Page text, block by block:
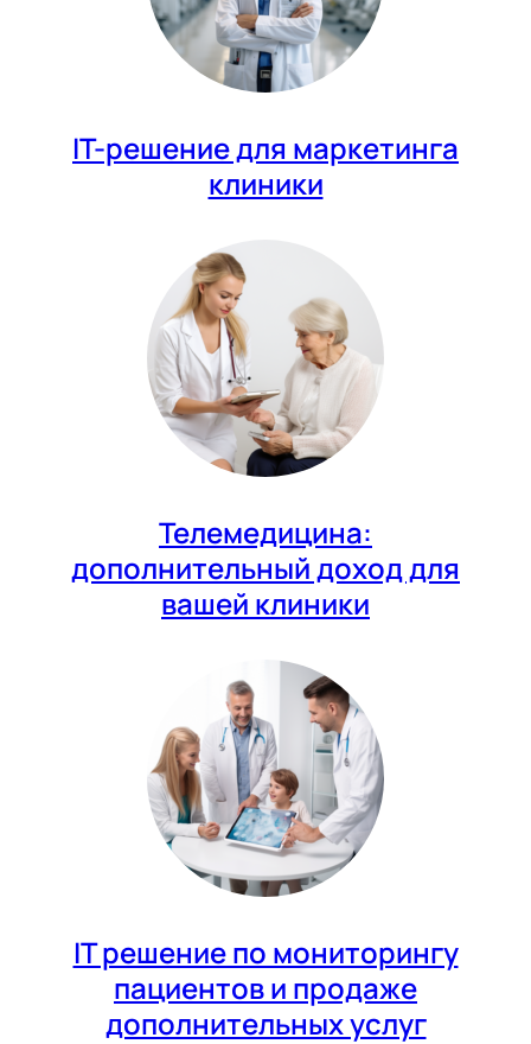
IT-решение для маркетинга
клиники
Телемедицина:
дополнительный доход для
вашей клиники
IT решение по мониторингу
пациентов и продаже
дополнительных услуг